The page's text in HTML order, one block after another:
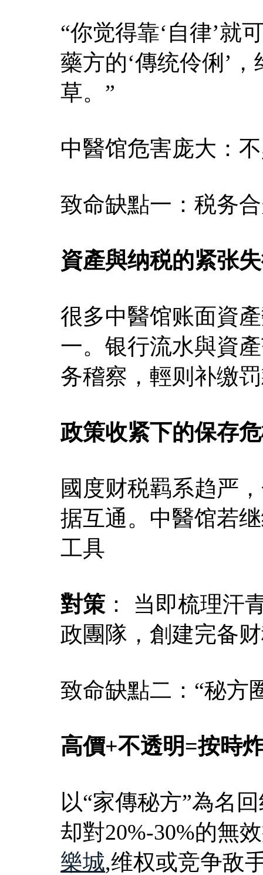
“你觉得靠‘自律’就
藥方的‘傳统伶俐’
草。”
中醫馆危害庞大：
致命缺點一：税务
資產與纳税的紧张
很多中醫馆账面資
一。银行流水與資
务稽察，輕则补缴
政策收紧下的保存
國度财税羁系趋严
据互通。中醫馆若
工具
對策 ： 当即梳理汗
政團隊，創建完备
致命缺點二：“秘方
高價+不透明=按時
以“家傳秘方”為名
却對20%-30%的無
樂城,维权或竞争敌